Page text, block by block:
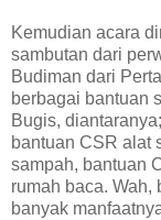
Kemudian acara
sambutan dari
Budiman dari
berbagai bantuan
Bugis,
bantuan CSR alat
sampah, bantuan
rumah baca. Wah,
banyak